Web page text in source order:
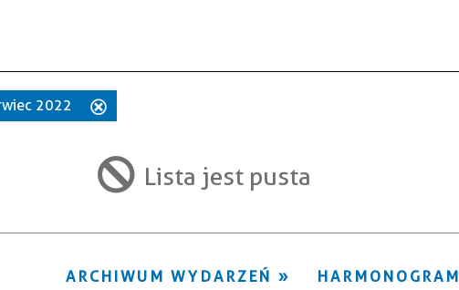
2022
filtr
Lista jest pusta
HARMONOGRAM
ARCHIWUM WYDARZEŃ